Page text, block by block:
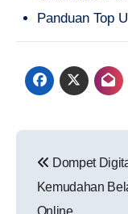
Panduan Top
pos
Dompet
Kemudahan
Online